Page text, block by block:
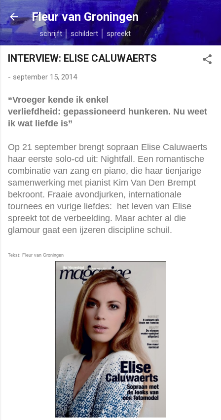
Doorgaan naar hoofdcontent
Fleur van Groningen
schrijft │ schildert │ spreekt
INTERVIEW: ELISE CALUWAERTS
- september 15, 2014
“Vroeger kende ik enkel
verliefdheid: gepassioneerd hunkeren. Nu weet
ik wat liefde is”
Op 21 september brengt sopraan Elise Caluwaerts
haar eerste solo-cd uit: Nightfall. Een romantische
combinatie van zang en piano, die haar tienjarige
samenwerking met pianist Kim Van Den Brempt
bekroont. Fraaie avondjurken, internationale
tournees en vurige liefdes: het leven van Elise
spreekt tot de verbeelding. Maar achter al die
glamour gaat een ijzeren discipline schuil.
Tekst: Fleur van Groningen